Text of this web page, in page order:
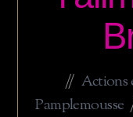
Actions
Pamplemousse